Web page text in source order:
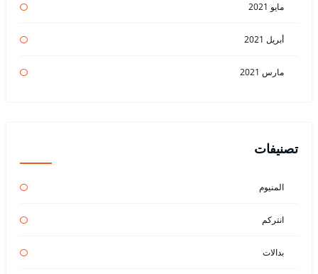
مايو 2021
أبريل 2021
مارس 2021
تصنيفات
المنيوم
انتركم
بدالات